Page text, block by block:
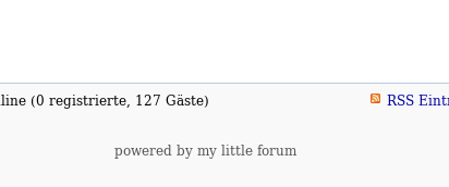
(0 registrierte, 127 Gäste)
RSS
powered by my little forum